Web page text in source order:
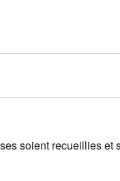
soient recueillies et